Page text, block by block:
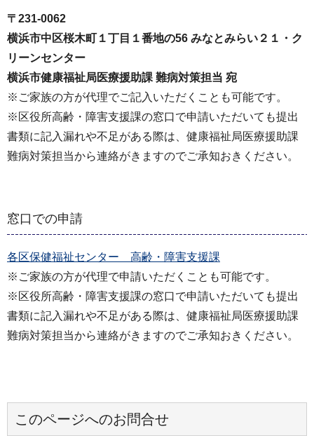
〒231-0062
横浜市中区桜木町１丁目１番地の56 みなとみらい２１・ク
リーンセンター
横浜市健康福祉局医療援助課 難病対策担当 宛
※ご家族の方が代理でご記入いただくことも可能です。
※区役所高齢・障害支援課の窓口で申請いただいても提出
書類に記入漏れや不足がある際は、健康福祉局医療援助課
難病対策担当から連絡がきますのでご承知おきください。
窓口での申請
各区保健福祉センター 高齢・障害支援課
※ご家族の方が代理で申請いただくことも可能です。
※区役所高齢・障害支援課の窓口で申請いただいても提出
書類に記入漏れや不足がある際は、健康福祉局医療援助課
難病対策担当から連絡がきますのでご承知おきください。
このページへのお問合せ